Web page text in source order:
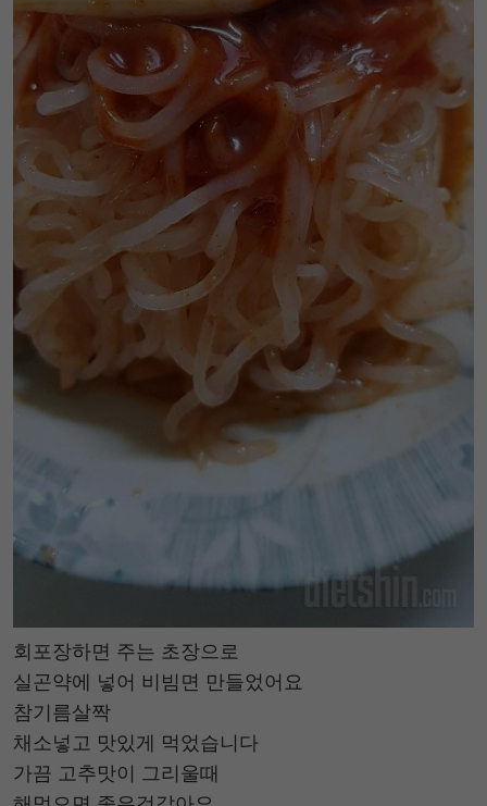
회포장하면 주는 초장으로
실곤약에 넣어 비빔면 만들었어요
참기름살짝
채소넣고 맛있게 먹었습니다
가끔 고추맛이 그리울때